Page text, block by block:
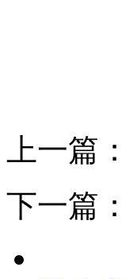
上一篇：
下一篇：